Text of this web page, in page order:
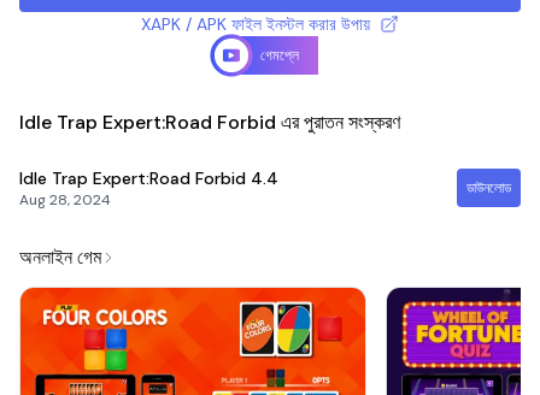
XAPK / APK ফাইল ইনস্টল করার উপায়
গেমপ্লে
Idle Trap Expert:Road Forbid এর পুরাতন সংস্করণ
Idle Trap Expert:Road Forbid 4.4
Aug 28, 2024
ডাউনলোড
অনলাইন গেম